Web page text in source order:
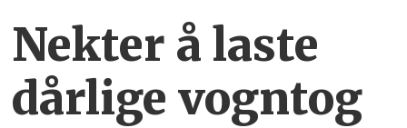
Nekter å laste
dårlige vogntog